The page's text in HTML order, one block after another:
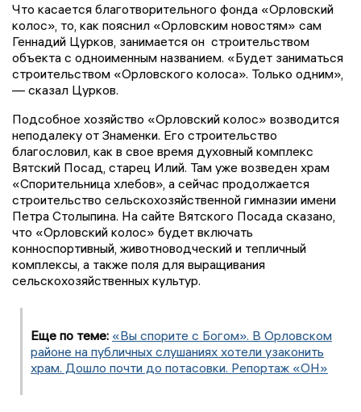
Что касается благотворительного фонда «Орловский
колос», то, как пояснил «Орловским новостям» сам
Геннадий Цурков, занимается он строительством
объекта с одноименным названием. «Будет заниматься
строительством «Орловского колоса». Только одним»,
— сказал Цурков.
Подсобное хозяйство «Орловский колос» возводится
неподалеку от Знаменки. Его строительство
благословил, как в свое время духовный комплекс
Вятский Посад, старец Илий. Там уже возведен храм
«Спорительница хлебов», а сейчас продолжается
строительство сельскохозяйственной гимназии имени
Петра Столыпина. На сайте Вятского Посада сказано,
что «Орловский колос» будет включать
конноспортивный, животноводческий и тепличный
комплексы, а также поля для выращивания
сельскохозяйственных культур.
Еще по теме: «Вы спорите с Богом». В Орловском
районе на публичных слушаниях хотели узаконить
храм. Дошло почти до потасовки. Репортаж «ОН»